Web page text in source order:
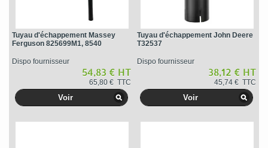
Tuyau d'échappement Massey
Ferguson 825699M1, 8540
Dispo fournisseur
54,83 € HT
65,80 € TTC
Voir
Tuyau d'échappement John Deere
T32537
Dispo fournisseur
38,12 € HT
45,74 € TTC
Voir